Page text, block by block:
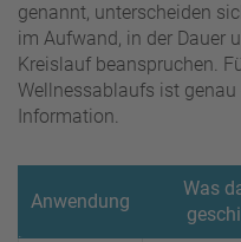
genannt, unterscheiden
im Aufwand, in der Dauer
Kreislauf beanspruchen.
Wellnessablaufs ist
Information.
Anwendung
Was